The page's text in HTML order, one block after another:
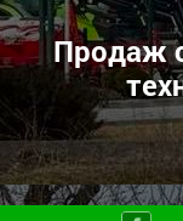
Продаж